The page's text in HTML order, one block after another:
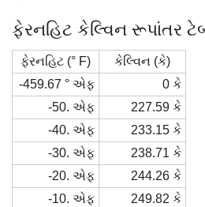
ફેરનહિટ કેલ્વિન રૂપાંતર
ફેરનહિટ (° F)
કેલ્વિન (કે)
-459.67 ° એફ
0 કે
-50. એફ
227.59 કે
-40. એફ
233.15 કે
-30. એફ
238.71 કે
-20. એફ
244.26 કે
-10. એફ
249.82 કે